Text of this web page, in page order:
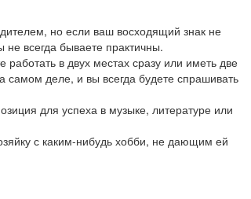
но если ваш восходящий знак не
всегда бываете практичны.
в двух местах сразу или иметь две
самом деле, и вы всегда будете спрашивать
для успеха в музыке, литературе или
с каким-нибудь хобби, не дающим ей